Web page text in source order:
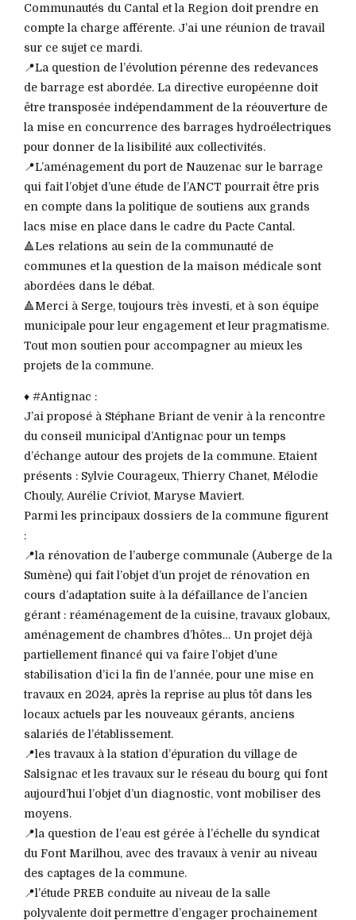
Communautés du Cantal et la Region doit prendre en
compte la charge afférente. J’ai une réunion de travail
sur ce sujet ce mardi.
📍La question de l’évolution pérenne des redevances
de barrage est abordée. La directive européenne doit
être transposée indépendamment de la réouverture de
la mise en concurrence des barrages hydroélectriques
pour donner de la lisibilité aux collectivités.
📍L’aménagement du port de Nauzenac sur le barrage
qui fait l’objet d’une étude de l’ANCT pourrait être pris
en compte dans la politique de soutiens aux grands
lacs mise en place dans le cadre du Pacte Cantal.
🔺Les relations au sein de la communauté de
communes et la question de la maison médicale sont
abordées dans le débat.
🔺Merci à Serge, toujours très investi, et à son équipe
municipale pour leur engagement et leur pragmatisme.
Tout mon soutien pour accompagner au mieux les
projets de la commune.
♦️ #Antignac :
J’ai proposé à Stéphane Briant de venir à la rencontre
du conseil municipal d’Antignac pour un temps
d’échange autour des projets de la commune. Etaient
présents : Sylvie Courageux, Thierry Chanet, Mélodie
Chouly, Aurélie Criviot, Maryse Maviert.
Parmi les principaux dossiers de la commune figurent
:
📍la rénovation de l’auberge communale (Auberge de la
Sumène) qui fait l’objet d’un projet de rénovation en
cours d’adaptation suite à la défaillance de l’ancien
gérant : réaménagement de la cuisine, travaux globaux,
aménagement de chambres d’hôtes… Un projet déjà
partiellement financé qui va faire l’objet d’une
stabilisation d’ici la fin de l’année, pour une mise en
travaux en 2024, après la reprise au plus tôt dans les
locaux actuels par les nouveaux gérants, anciens
salariés de l’établissement.
📍les travaux à la station d’épuration du village de
Salsignac et les travaux sur le réseau du bourg qui font
aujourd’hui l’objet d’un diagnostic, vont mobiliser des
moyens.
📍la question de l’eau est gérée à l’échelle du syndicat
du Font Marilhou, avec des travaux à venir au niveau
des captages de la commune.
📍l’étude PREB conduite au niveau de la salle
polyvalente doit permettre d’engager prochainement